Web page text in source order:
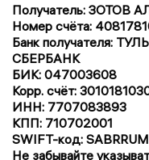
Получатель: ЗОТОВ
Номер счёта:
Банк получателя:
СБЕРБАНК
БИК: 047003608
Корр. счёт:
ИНН: 7707083893
КПП: 710702001
SWIFT-код:
Не забывайте